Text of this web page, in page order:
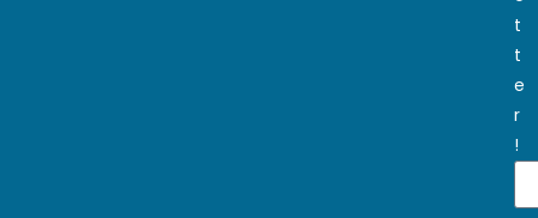
t
t
e
r
!